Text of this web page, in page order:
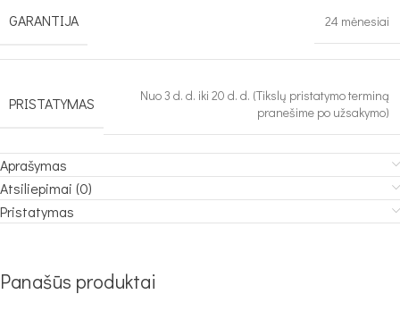
GARANTIJA 24 mėnesiai
PRISTATYMAS
Nuo 3 d. d. iki 20 d. d. (Tikslų pristatymo terminą
pranešime po užsakymo)
Aprašymas
Atsiliepimai (0)
Pristatymas
Panašūs produktai